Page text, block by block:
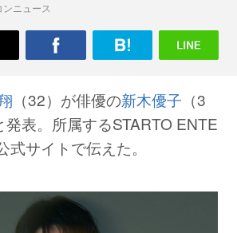
ンニュース
（32）が俳優の新木優子 （3
表。所属するSTARTO ENTE
サイトで伝えた。